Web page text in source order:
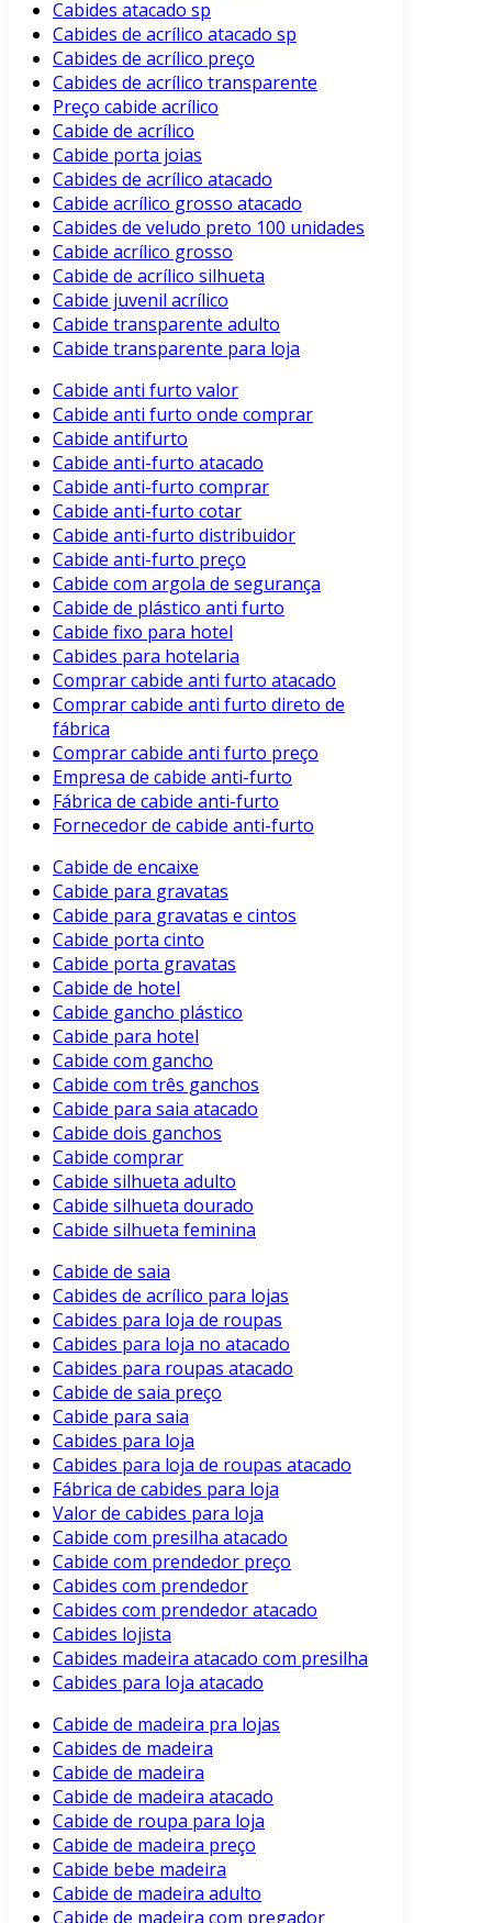
Cabides atacado sp
Cabides de acrílico atacado sp
Cabides de acrílico preço
Cabides de acrílico transparente
Preço cabide acrílico
Cabide de acrílico
Cabide porta joias
Cabides de acrílico atacado
Cabide acrílico grosso atacado
Cabides de veludo preto 100 unidades
Cabide acrílico grosso
Cabide de acrílico silhueta
Cabide juvenil acrílico
Cabide transparente adulto
Cabide transparente para loja
Cabide anti furto valor
Cabide anti furto onde comprar
Cabide antifurto
Cabide anti-furto atacado
Cabide anti-furto comprar
Cabide anti-furto cotar
Cabide anti-furto distribuidor
Cabide anti-furto preço
Cabide com argola de segurança
Cabide de plástico anti furto
Cabide fixo para hotel
Cabides para hotelaria
Comprar cabide anti furto atacado
Comprar cabide anti furto direto de
fábrica
Comprar cabide anti furto preço
Empresa de cabide anti-furto
Fábrica de cabide anti-furto
Fornecedor de cabide anti-furto
Cabide de encaixe
Cabide para gravatas
Cabide para gravatas e cintos
Cabide porta cinto
Cabide porta gravatas
Cabide de hotel
Cabide gancho plástico
Cabide para hotel
Cabide com gancho
Cabide com três ganchos
Cabide para saia atacado
Cabide dois ganchos
Cabide comprar
Cabide silhueta adulto
Cabide silhueta dourado
Cabide silhueta feminina
Cabide de saia
Cabides de acrílico para lojas
Cabides para loja de roupas
Cabides para loja no atacado
Cabides para roupas atacado
Cabide de saia preço
Cabide para saia
Cabides para loja
Cabides para loja de roupas atacado
Fábrica de cabides para loja
Valor de cabides para loja
Cabide com presilha atacado
Cabide com prendedor preço
Cabides com prendedor
Cabides com prendedor atacado
Cabides lojista
Cabides madeira atacado com presilha
Cabides para loja atacado
Cabide de madeira pra lojas
Cabides de madeira
Cabide de madeira
Cabide de madeira atacado
Cabide de roupa para loja
Cabide de madeira preço
Cabide bebe madeira
Cabide de madeira adulto
Cabide de madeira com pregador